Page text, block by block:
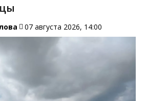
07 августа 2026, 14:00